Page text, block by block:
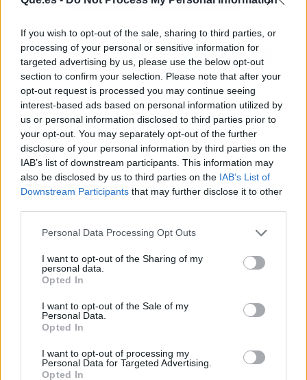
If you wish to opt-out of the sale, sharing to third parties, or
processing of your personal or sensitive information for
targeted advertising by us, please use the below opt-out
section to confirm your selection. Please note that after your
opt-out request is processed you may continue seeing
interest-based ads based on personal information utilized by
us or personal information disclosed to third parties prior to
your opt-out. You may separately opt-out of the further
disclosure of your personal information by third parties on the
IAB’s list of downstream participants. This information may
also be disclosed by us to third parties on the IAB’s List of
Downstream Participants that may further disclose it to other
Personal Data Processing Opt Outs
I want to opt-out of the Sharing of my
personal data.
Opted In
I want to opt-out of the Sale of my
Personal Data.
Opted In
I want to opt-out of processing my
Personal Data for Targeted Advertising.
Opted In
ARTÍCULO ANTERIOR
BORJA IGLESIAS
GENERA PROBLEMA
GORDO AL BETIS
ARTÍCULO SIGUIENTE
FLORENTINO PÉREZ YA
SABE CÓMO
CONVENCER A
ALPHONSO DAVIES